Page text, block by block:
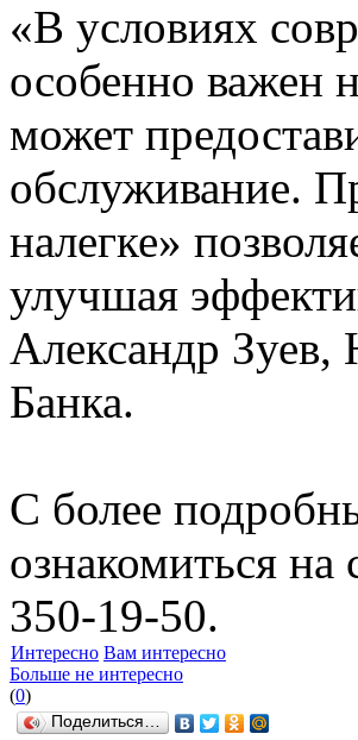
«В условиях
особенно важен
может
обслуживание.
налегке»
улучшая
Александр Зуев,
Банка.
С более
ознакомиться
350-19-50.
Интересно Вам интересно
Больше не интересно
(0)
Поделиться…